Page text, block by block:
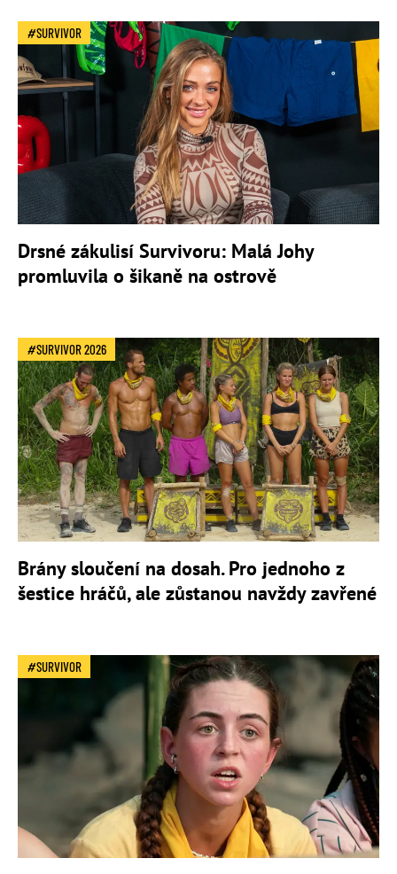
SURVIVOR
Drsné zákulisí Survivoru: Malá Johy
promluvila o šikaně na ostrově
SURVIVOR 2026
Brány sloučení na dosah. Pro jednoho z
šestice hráčů, ale zůstanou navždy zavřené
SURVIVOR